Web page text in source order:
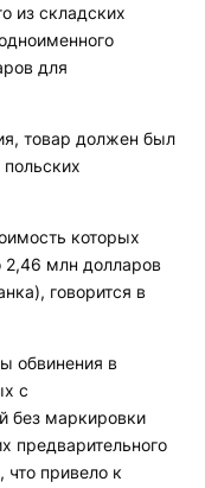
из складских
для
товар должен был
которых
2,46 млн долларов
говорится в
обвинения в
с
без маркировки
предварительного
привело к